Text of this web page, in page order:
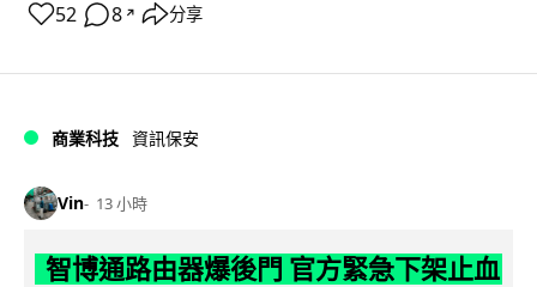
52 8 ↗ 分享
商業科技 資訊保安
Vin 13 小時
智博通路由器爆後門 官方緊急下架止血